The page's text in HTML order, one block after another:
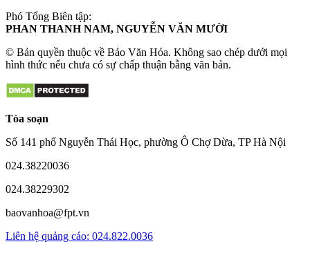
Phó Tổng Biên tập:
PHAN THANH NAM, NGUYỄN VĂN MƯỜI
© Bản quyền thuộc về Báo Văn Hóa. Không sao chép dưới mọi
hình thức nếu chưa có sự chấp thuận bằng văn bản.
Tòa soạn
Số 141 phố Nguyễn Thái Học, phường Ô Chợ Dừa, TP Hà Nội
024.38220036
024.38229302
baovanhoa@fpt.vn
Liên hệ quảng cáo: 024.822.0036